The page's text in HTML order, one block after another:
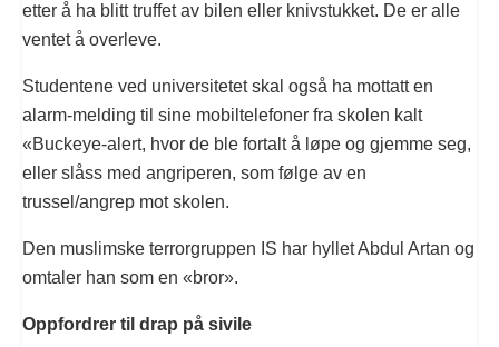
etter å ha blitt truffet av bilen eller knivstukket. De er alle
ventet å overleve.
Studentene ved universitetet skal også ha mottatt en
alarm-melding til sine mobiltelefoner fra skolen kalt
«Buckeye-alert, hvor de ble fortalt å løpe og gjemme seg,
eller slåss med angriperen, som følge av en
trussel/angrep mot skolen.
Den muslimske terrorgruppen IS har hyllet Abdul Artan og
omtaler han som en «bror».
Oppfordrer til drap på sivile